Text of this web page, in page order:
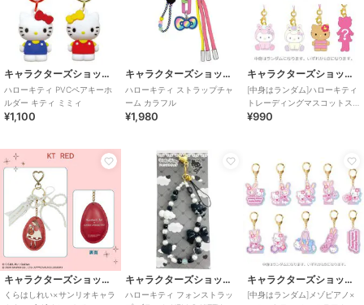
キャラクターズショップ ラフラフ
ハローキティ PVCペアキーホ
ルダー キティ ミミィ
¥1,100
キャラクターズショップ ラフラフ
ハローキティ ストラップチャ
ーム カラフル
¥1,980
キャラクターズショップ ラフラフ
[中身はランダム]ハローキティ
トレーディングマスコットス
トラップ
¥990
キャラクターズショップ ラフラフ
くらはしれい×サンリオキャラ
キャラクターズショップ ラフラフ
ハローキティ フォンストラッ
キャラクターズショップ ラフラフ
[中身はランダム]メゾピアノ×